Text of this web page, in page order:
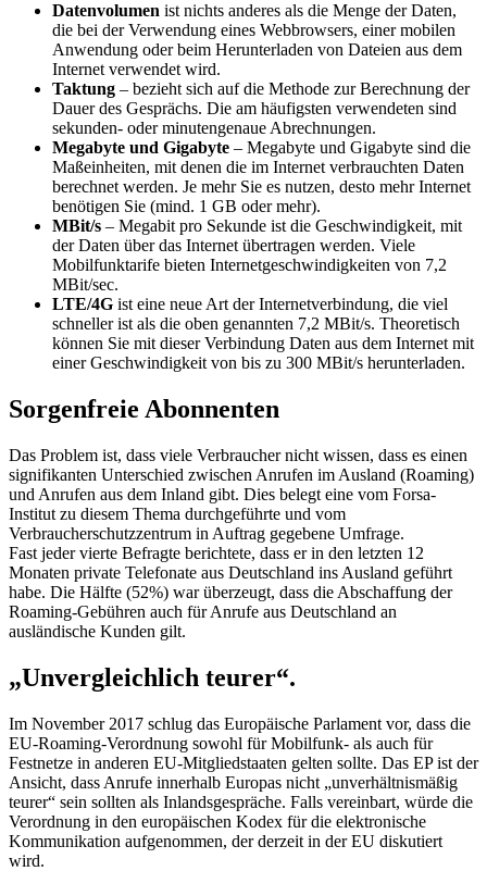
Datenvolumen ist nichts anderes als die Menge der Daten,
die bei der Verwendung eines Webbrowsers, einer mobilen
Anwendung oder beim Herunterladen von Dateien aus dem
Internet verwendet wird.
Taktung – bezieht sich auf die Methode zur Berechnung der
Dauer des Gesprächs. Die am häufigsten verwendeten sind
sekunden- oder minutengenaue Abrechnungen.
Megabyte und Gigabyte – Megabyte und Gigabyte sind die
Maßeinheiten, mit denen die im Internet verbrauchten Daten
berechnet werden. Je mehr Sie es nutzen, desto mehr Internet
benötigen Sie (mind. 1 GB oder mehr).
MBit/s – Megabit pro Sekunde ist die Geschwindigkeit, mit
der Daten über das Internet übertragen werden. Viele
Mobilfunktarife bieten Internetgeschwindigkeiten von 7,2
MBit/sec.
LTE/4G ist eine neue Art der Internetverbindung, die viel
schneller ist als die oben genannten 7,2 MBit/s. Theoretisch
können Sie mit dieser Verbindung Daten aus dem Internet mit
einer Geschwindigkeit von bis zu 300 MBit/s herunterladen.
Sorgenfreie Abonnenten
Das Problem ist, dass viele Verbraucher nicht wissen, dass es einen
signifikanten Unterschied zwischen Anrufen im Ausland (Roaming)
und Anrufen aus dem Inland gibt. Dies belegt eine vom Forsa-
Institut zu diesem Thema durchgeführte und vom
Verbraucherschutzzentrum in Auftrag gegebene Umfrage.
Fast jeder vierte Befragte berichtete, dass er in den letzten 12
Monaten private Telefonate aus Deutschland ins Ausland geführt
habe. Die Hälfte (52%) war überzeugt, dass die Abschaffung der
Roaming-Gebühren auch für Anrufe aus Deutschland an
ausländische Kunden gilt.
„Unvergleichlich teurer“.
Im November 2017 schlug das Europäische Parlament vor, dass die
EU-Roaming-Verordnung sowohl für Mobilfunk- als auch für
Festnetze in anderen EU-Mitgliedstaaten gelten sollte. Das EP ist der
Ansicht, dass Anrufe innerhalb Europas nicht „unverhältnismäßig
teurer“ sein sollten als Inlandsgespräche. Falls vereinbart, würde die
Verordnung in den europäischen Kodex für die elektronische
Kommunikation aufgenommen, der derzeit in der EU diskutiert
wird.